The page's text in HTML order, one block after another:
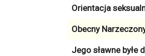
Orientacja
Obecny
Jego sławne byłe